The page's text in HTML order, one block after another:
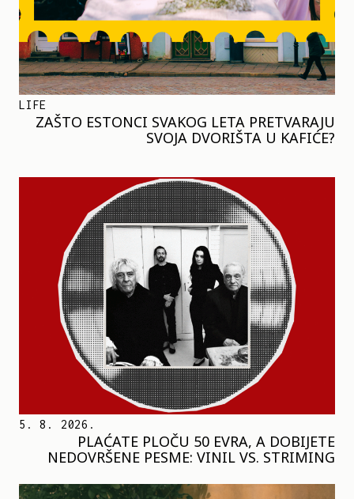
LIFE
ZAŠTO ESTONCI SVAKOG LETA PRETVARAJU
SVOJA DVORIŠTA U KAFIĆE?
5. 8. 2026.
PLAĆATE PLOČU 50 EVRA, A DOBIJETE
NEDOVRŠENE PESME: VINIL VS. STRIMING